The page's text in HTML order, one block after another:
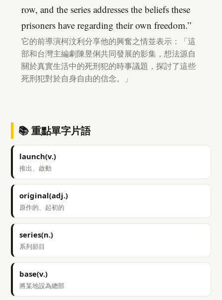
row, and the series addresses the beliefs these
prisoners have regarding their own freedom.”
它的前導演柯汶利分享他的興奮之情並表示：「這
部和台灣主編劇陳昱俐共同發展的影集，想法源自
關於真實生活中的死刑犯的時事議題，探討了這些
死刑犯對於自身自由的信念。」
📚 重點單字片語
launch(v.)
推出、啟動
original(adj.)
原作的、起初的
series(n.)
系列節目
base(v.)
將某地設為總部